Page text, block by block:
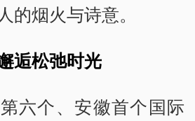
的烟火与诗意。
逅松弛时光
六个、安徽首个国际